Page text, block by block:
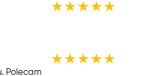
★★★★★
★★★★★
Polecam